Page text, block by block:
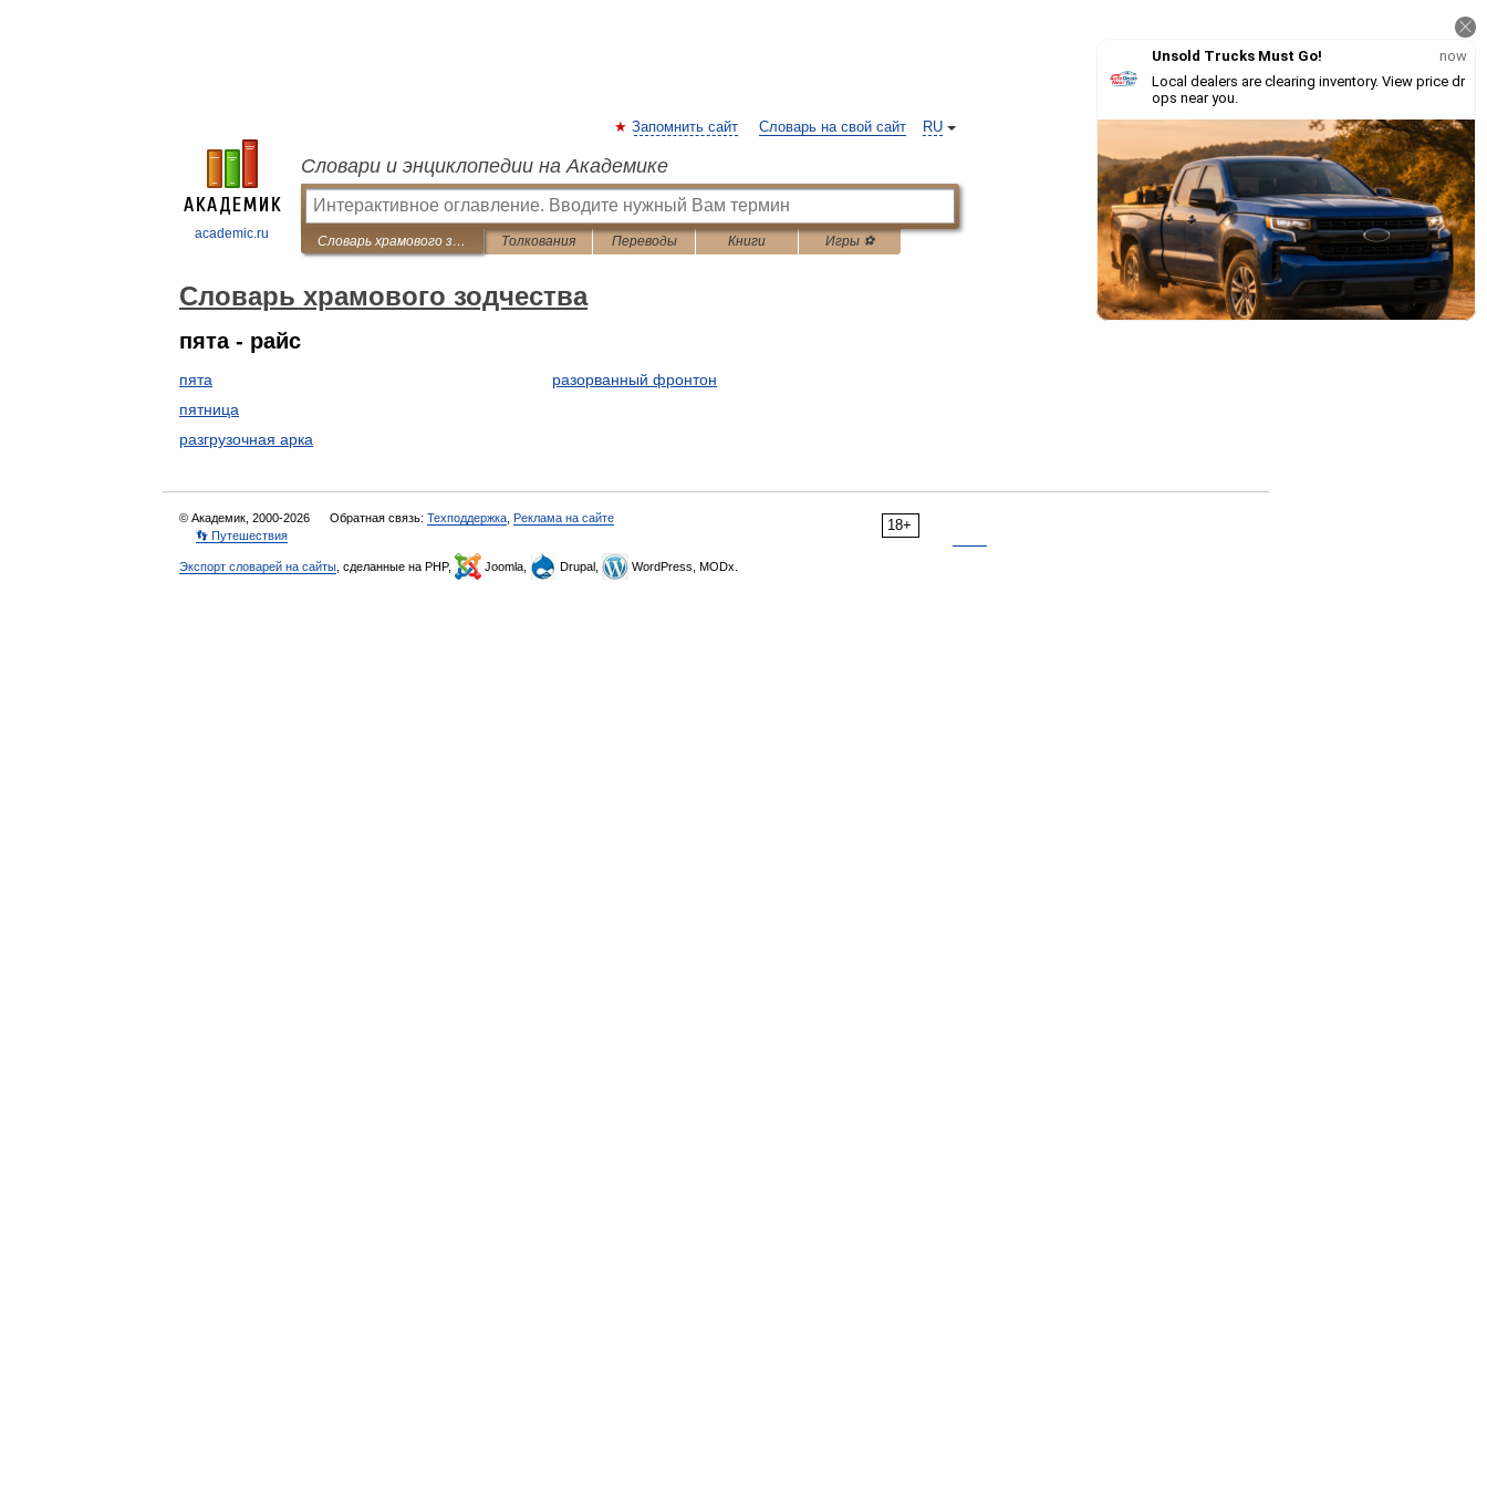
academic.ru
RU
Запомнить сайт Словарь на свой сайт
Словари и энциклопедии на Академике
Словарь храмового зодчества Толкования Переводы Книги Игры ⚽
Словарь храмового зодчества
пята - райс
пята
пятница
разгрузочная арка
разорванный фронтон
18+
© Академик, 2000-2026 Обратная связь: Техподдержка Реклама на сайте
👣 Путешествия
Экспорт словарей на сайты , сделанные на PHP, Joomla, Drupal, WordPress, MODx.